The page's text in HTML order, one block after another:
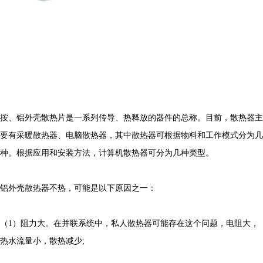
按、铝外壳散热片是一系列传导、热释放的器件的总称。目前，散热器主
要有采暖散热器、电脑散热器，其中散热器可根据物料和工作模式分为几
种。根据应用和安装方法，计算机散热器可分为几种类型。
铝外壳散热器不热，可能是以下原因之一：
（1）阻力大。在并联系统中，私人散热器可能存在这个问题，电阻大，
热水流量小，散热减少;